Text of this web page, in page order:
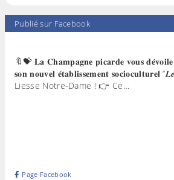
Publié sur Facebook
🔖💝 𝐋𝐚 𝐂𝐡𝐚𝐦𝐩𝐚𝐠𝐧𝐞 𝐩𝐢𝐜𝐚𝐫𝐝𝐞 𝐯𝐨𝐮𝐬
𝐬𝐨𝐧 𝐧𝐨𝐮𝐯𝐞𝐥 𝐞́𝐭𝐚𝐛𝐥𝐢𝐬𝐬𝐞𝐦𝐞𝐧𝐭 𝐬𝐨𝐜𝐢𝐨𝐜𝐮𝐥𝐭𝐮𝐫𝐞𝐥
Liesse Notre-Dame ! 👉 Ce…
Page Facebook